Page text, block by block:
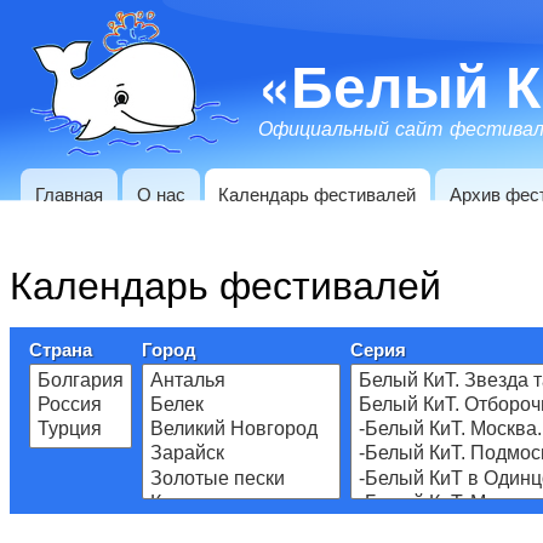
«Белый
Официальный сайт
Основная
Главная О нас Календарь фестивалей Архив
Календарь фестивалей
Страна Город Серия